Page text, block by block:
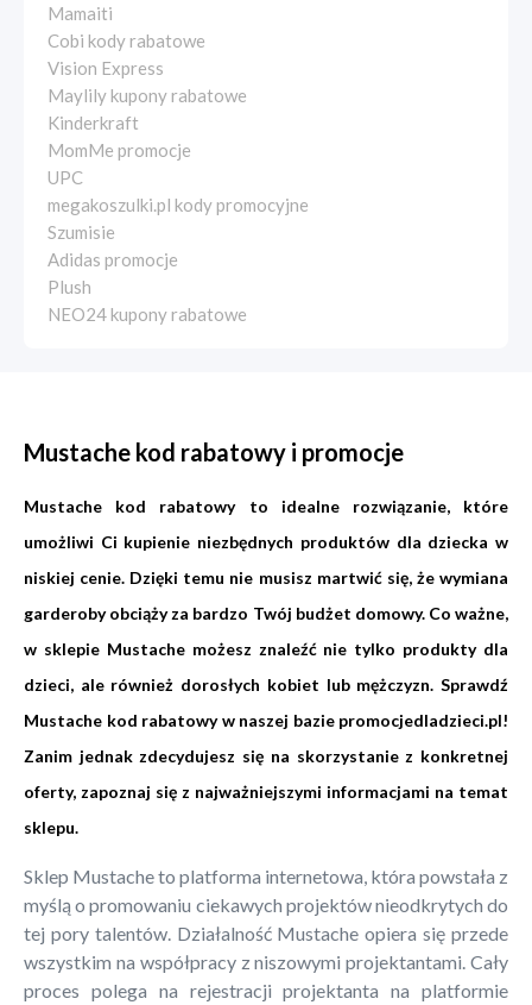
Mamaiti
Cobi kody rabatowe
Vision Express
Maylily kupony rabatowe
Kinderkraft
MomMe promocje
UPC
megakoszulki.pl kody promocyjne
Szumisie
Adidas promocje
Plush
NEO24 kupony rabatowe
Mustache kod rabatowy i promocje
Mustache kod rabatowy to idealne rozwiązanie, które
umożliwi Ci kupienie niezbędnych produktów dla dziecka w
niskiej cenie. Dzięki temu nie musisz martwić się, że wymiana
garderoby obciąży za bardzo Twój budżet domowy. Co ważne,
w sklepie Mustache możesz znaleźć nie tylko produkty dla
dzieci, ale również dorosłych kobiet lub mężczyzn. Sprawdź
Mustache kod rabatowy w naszej bazie promocjedladzieci.pl!
Zanim jednak zdecydujesz się na skorzystanie z konkretnej
oferty, zapoznaj się z najważniejszymi informacjami na temat
sklepu.
Sklep Mustache to platforma internetowa, która powstała z
myślą o promowaniu ciekawych projektów nieodkrytych do
tej pory talentów. Działalność Mustache opiera się przede
wszystkim na współpracy z niszowymi projektantami. Cały
proces polega na rejestracji projektanta na platformie